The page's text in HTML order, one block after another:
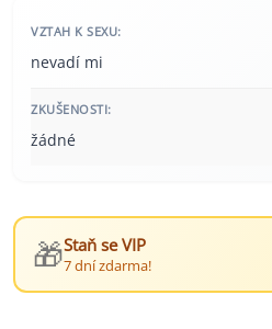
VZTAH K SEXU:
nevadí mi
ZKUŠENOSTI:
žádné
🎁Staň se VIP
7 dní zdarma!